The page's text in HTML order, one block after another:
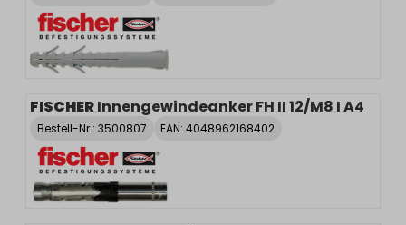
FISCHERInnengewindeanker FH II 12/M8 I A4
Bestell-Nr.: 3500807 EAN: 4048962168402